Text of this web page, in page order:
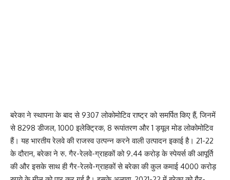
बरेका ने स्थापना के बाद से 9307 लोकोमोटिव राष्ट्र को समर्पित किए हैं, जिनमें
से 8298 डीजल, 1000 इलेक्ट्रिक, 8 रूपांतरण और 1 ड्यूल मोड लोकोमोटिव
हैं। यह भारतीय रेलवे की राजस्व उत्पन्न करने वाली उत्पादन इकाई है। 21-22
के दौरान, बरेका ने रु. गैर-रेलवे-ग्राहकों को 9.44 करोड़ के स्पेयर्स की आपूर्ति
की और इसके साथ ही गैर-रेलवे-ग्राहकों से बरेका की कुल कमाई 4000 करोड़